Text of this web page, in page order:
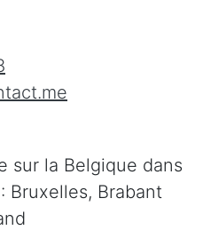
sur la Belgique dans
Bruxelles, Brabant